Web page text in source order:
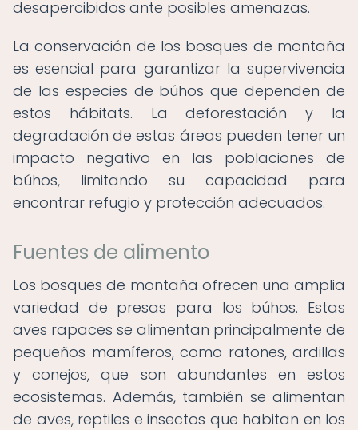
desapercibidos ante posibles amenazas.
La conservación de los bosques de montaña
es esencial para garantizar la supervivencia
de las especies de búhos que dependen de
estos hábitats. La deforestación y la
degradación de estas áreas pueden tener un
impacto negativo en las poblaciones de
búhos, limitando su capacidad para
encontrar refugio y protección adecuados.
Fuentes de alimento
Los bosques de montaña ofrecen una amplia
variedad de presas para los búhos. Estas
aves rapaces se alimentan principalmente de
pequeños mamíferos, como ratones, ardillas
y conejos, que son abundantes en estos
ecosistemas. Además, también se alimentan
de aves, reptiles e insectos que habitan en los